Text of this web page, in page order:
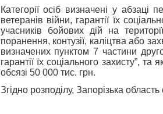
Категорії осіб визначені у
ветеранів війни, гарантії їх
учасників бойових дій на
поранення, контузії, каліцтва або
визначених пунктом 7 частини
гарантії їх соціального захисту”,
обсязі 50 000 тис. грн.
Згідно розподілу, Запорізька